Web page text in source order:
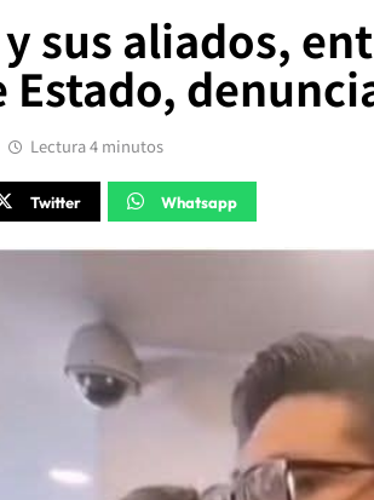
sus aliados,
Estado,
Lectura 4 minutos
Twitter Whatsapp